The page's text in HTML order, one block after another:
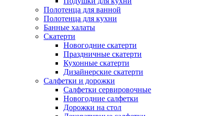
Полотенца для ванной
Полотенца для кухни
Банные халаты
Скатерти
Новогодние скатерти
Праздничные скатерти
Кухонные скатерти
Дизайнерские скатерти
Салфетки и дорожки
Салфетки сервировочные
Новогодние салфетки
Дорожки на стол